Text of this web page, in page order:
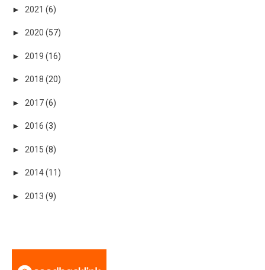
► 2021(6)
►2020(57)
► 2019(16)
►2018(20)
► 2017(6)
►2016(3)
► 2015(8)
►2014(11)
► 2013(9)